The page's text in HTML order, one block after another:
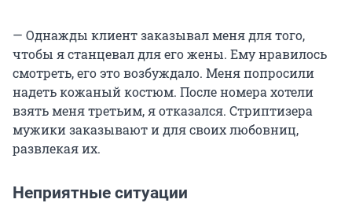
— Однажды клиент заказывал меня для того,
чтобы я станцевал для его жены. Ему нравилось
смотреть, его это возбуждало. Меня попросили
надеть кожаный костюм. После номера хотели
взять меня третьим, я отказался. Стриптизера
мужики заказывают и для своих любовниц,
развлекая их.
Неприятные ситуации